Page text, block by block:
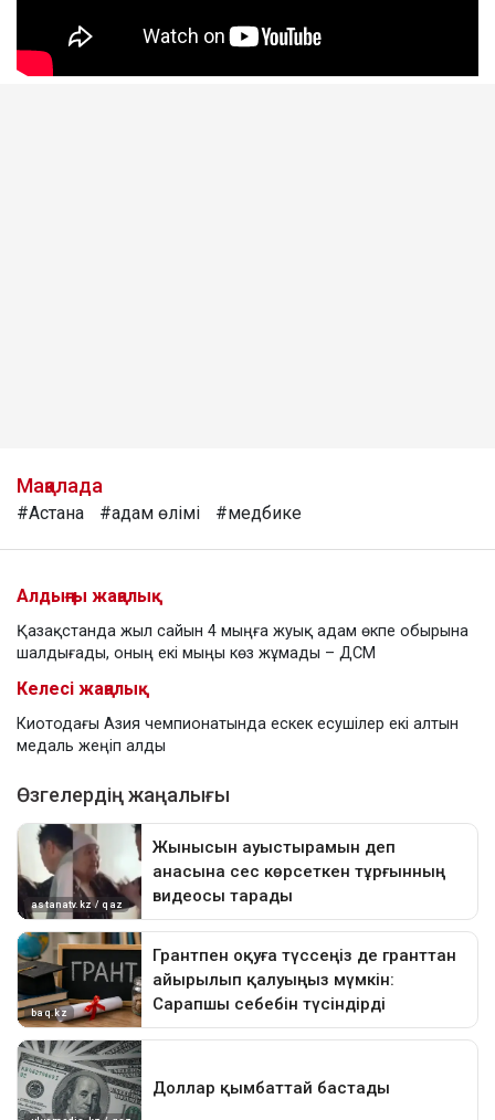
Мақалада
#Астана #адам өлімі #медбике
Алдыңғы жаңалық
Қазақстанда жыл сайын 4 мыңға жуық адам өкпе обырына
шалдығады, оның екі мыңы көз жұмады – ДСМ
Келесі жаңалық
Киотодағы Азия чемпионатында ескек есушілер екі алтын
медаль жеңіп алды